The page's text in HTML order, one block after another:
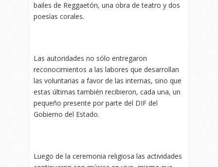
bailes de Reggaetón, una obra de teatro y dos
poesías corales.
Las autoridades no sólo entregaron
reconocimientos a las labores que desarrollan
las voluntarias a favor de las internas, sino que
estas últimas también recibieron, cada una, un
pequeño presente por parte del DIF del
Gobierno del Estado.
Luego de la ceremonia religiosa las actividades